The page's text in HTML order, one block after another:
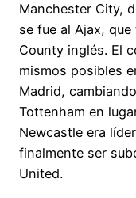
Manchester City,
se fue al Ajax,
County inglés. El
mismos posibles
Madrid,
Tottenham en
Newcastle era
finalmente ser
United.